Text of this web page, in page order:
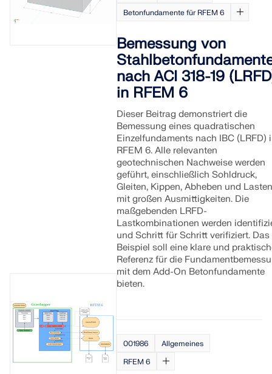
Der Dlubal-Onlinedienst bietet Zonenkarten zur schnellen
Ermittlung von Schneelasten, Windgeschwindigkeiten und
LASTZONEN PRÜFEN
Betonfundamente für RFEM 6
Bemessung von
nach ACI 318-19
in RFEM 6
Dieser Beitrag demonstriert die
Bemessung eines quadratischen
Einzelfundaments nach IBC (LRFD)
RFEM 6. Alle relevanten
geotechnischen Nachweise werden
geführt, einschließlich Sohldruck,
Gleiten, Kippen, Abheben und
mit großen Ausmittigkeiten. Die
maßgebenden LRFD-
Lastkombinationen werden
und Schritt für Schritt verifiziert. Das
Beispiel soll eine klare und
Referenz für die
mit dem Add-On Betonfundamente
bieten.
001986
Allgemeines
RFEM 6